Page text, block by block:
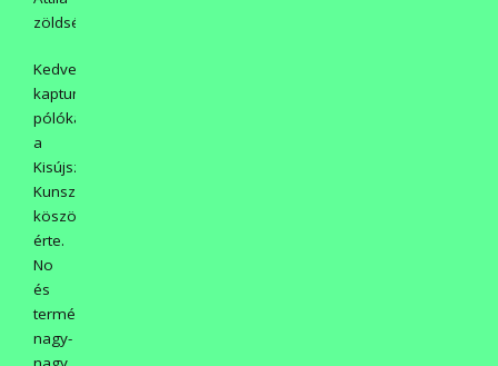
zöldségboltjából.
Kedvezményesen
kaptunk
pólókat
a
Kisújszállási
Kunszövtől,
köszönet
érte.
No
és
természetesen
nagy-